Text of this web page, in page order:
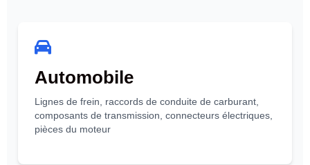
Automobile
Lignes de frein, raccords de conduite de carburant,
composants de transmission, connecteurs électriques,
pièces du moteur